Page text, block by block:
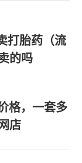
打胎药（流
的吗
格，一套多
店